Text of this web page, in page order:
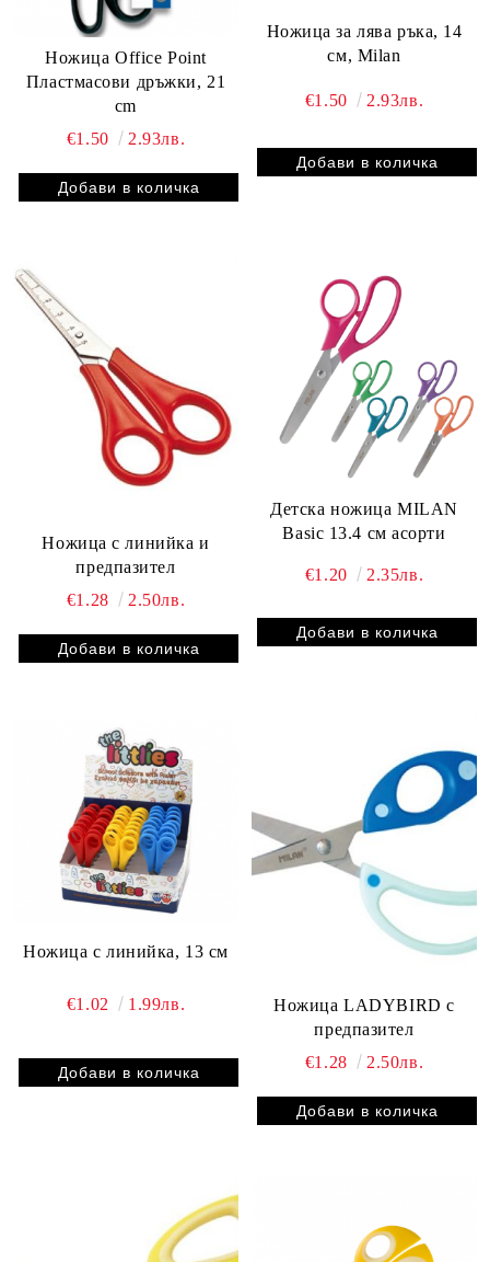
Ножица Office Point
Пластмасови дръжки, 21
cm
€1.50
2.93лв.
Ножица за лява ръка, 14
см, Milan
€1.50 2.93лв.
Ножица с линийка и
предпазител
€1.28
2.50лв.
Детска ножица MILAN
Basic 13.4 см асорти
€1.20 2.35лв.
Ножица с линийка, 13 см
€1.02 1.99лв.
Ножица LADYBIRD с
предпазител
€1.28
2.50лв.